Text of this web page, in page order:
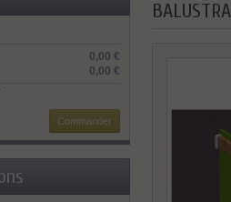
0,00 €
0,00 €
Commander